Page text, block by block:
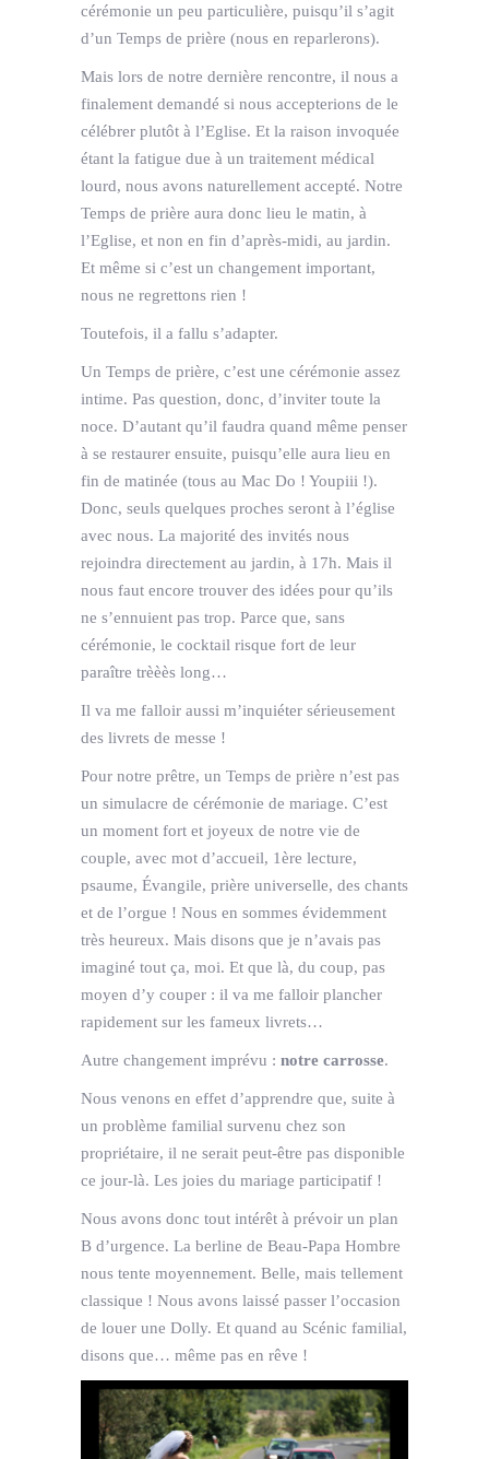
cérémonie un peu particulière, puisqu’il s’agit
d’un Temps de prière (nous en reparlerons).
Mais lors de notre dernière rencontre, il nous a
finalement demandé si nous accepterions de le
célébrer plutôt à l’Eglise. Et la raison invoquée
étant la fatigue due à un traitement médical
lourd, nous avons naturellement accepté. Notre
Temps de prière aura donc lieu le matin, à
l’Eglise, et non en fin d’après-midi, au jardin.
Et même si c’est un changement important,
nous ne regrettons rien !
Toutefois, il a fallu s’adapter.
Un Temps de prière, c’est une cérémonie assez
intime. Pas question, donc, d’inviter toute la
noce. D’autant qu’il faudra quand même penser
à se restaurer ensuite, puisqu’elle aura lieu en
fin de matinée (tous au Mac Do ! Youpiii !).
Donc, seuls quelques proches seront à l’église
avec nous. La majorité des invités nous
rejoindra directement au jardin, à 17h. Mais il
nous faut encore trouver des idées pour qu’ils
ne s’ennuient pas trop. Parce que, sans
cérémonie, le cocktail risque fort de leur
paraître trèèès long…
Il va me falloir aussi m’inquiéter sérieusement
des livrets de messe !
Pour notre prêtre, un Temps de prière n’est pas
un simulacre de cérémonie de mariage. C’est
un moment fort et joyeux de notre vie de
couple, avec mot d’accueil, 1ère lecture,
psaume, Évangile, prière universelle, des chants
et de l’orgue ! Nous en sommes évidemment
très heureux. Mais disons que je n’avais pas
imaginé tout ça, moi. Et que là, du coup, pas
moyen d’y couper : il va me falloir plancher
rapidement sur les fameux livrets…
Autre changement imprévu : notre carrosse.
Nous venons en effet d’apprendre que, suite à
un problème familial survenu chez son
propriétaire, il ne serait peut-être pas disponible
ce jour-là. Les joies du mariage participatif !
Nous avons donc tout intérêt à prévoir un plan
B d’urgence. La berline de Beau-Papa Hombre
nous tente moyennement. Belle, mais tellement
classique ! Nous avons laissé passer l’occasion
de louer une Dolly. Et quand au Scénic familial,
disons que… même pas en rêve !